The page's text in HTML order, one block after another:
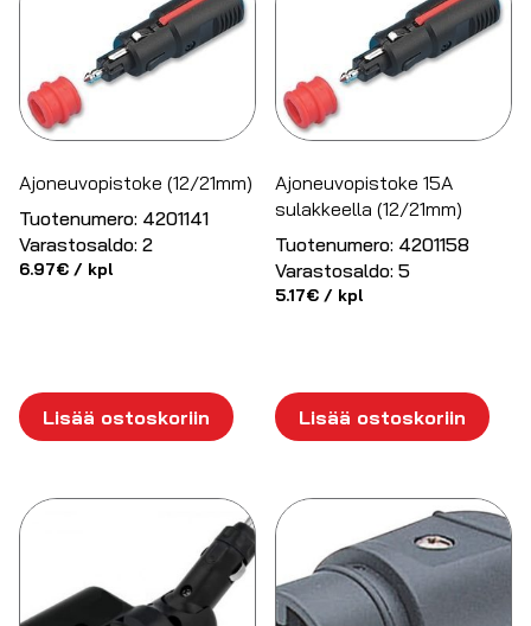
Ajoneuvopistoke (12/21mm)
Tuotenumero: 4201141
Varastosaldo: 2
6.97€ / kpl
Lisää ostoskoriin
Ajoneuvopistoke 15A
sulakkeella (12/21mm)
Tuotenumero: 4201158
Varastosaldo: 5
5.17€ / kpl
Lisää ostoskoriin